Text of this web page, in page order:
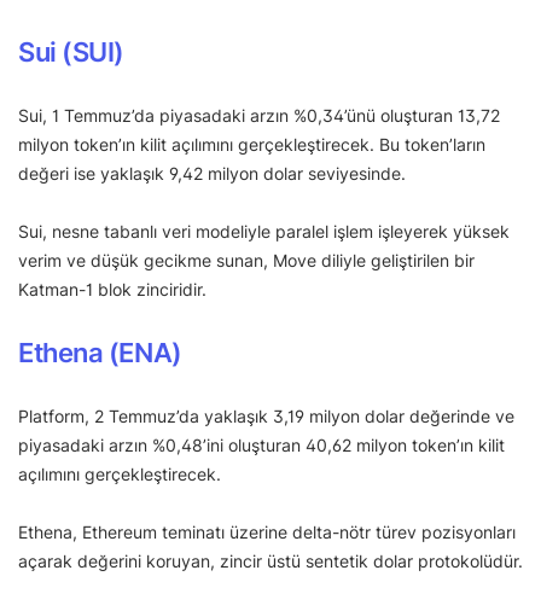
Sui (SUI)
Sui, 1 Temmuz’da piyasadaki arzın %0,34’ünü oluşturan 13,72
milyon token’ın kilit açılımını gerçekleştirecek. Bu token’ların
değeri ise yaklaşık 9,42 milyon dolar seviyesinde.
Sui, nesne tabanlı veri modeliyle paralel işlem işleyerek yüksek
verim ve düşük gecikme sunan, Move diliyle geliştirilen bir
Katman-1 blok zinciridir.
Ethena (ENA)
Platform, 2 Temmuz’da yaklaşık 3,19 milyon dolar değerinde ve
piyasadaki arzın %0,48’ini oluşturan 40,62 milyon token’ın kilit
açılımını gerçekleştirecek.
Ethena, Ethereum teminatı üzerine delta-nötr türev pozisyonları
açarak değerini koruyan, zincir üstü sentetik dolar protokolüdür.